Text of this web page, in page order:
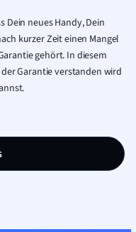
Dein neues Handy, Dein
kurzer Zeit einen Mangel
gehört. In diesem
Garantie verstanden wird